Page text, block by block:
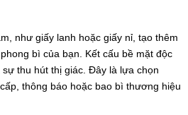
như giấy lanh hoặc giấy nỉ, tạo thêm
bì của bạn. Kết cấu bề mặt độc
thu hút thị giác. Đây là lựa chọn
thông báo hoặc bao bì thương hiệu